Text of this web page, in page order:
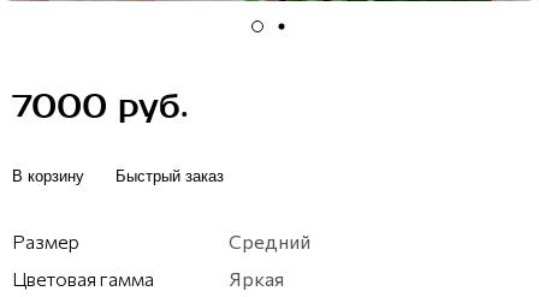
7000 руб.
В корзину Быстрый заказ
Размер
Средний
Цветовая гамма
Яркая